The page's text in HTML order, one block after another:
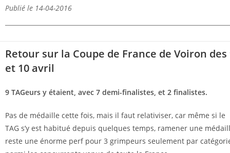
Publié le 14-04-2016
Retour sur la Coupe de France de Voiron des
et 10 avril
9 TAGeurs y étaient, avec 7 demi-finalistes, et 2 finalistes.
Pas de médaille cette fois, mais il faut relativiser, car même si le
TAG s’y est habitué depuis quelques temps, ramener une
reste une énorme perf pour 3 grimpeurs seulement par